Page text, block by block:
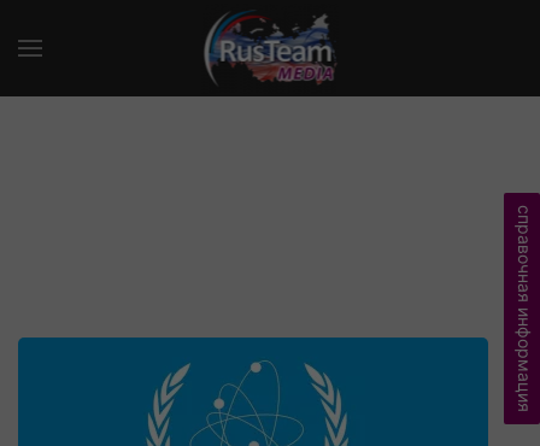
справочная информация